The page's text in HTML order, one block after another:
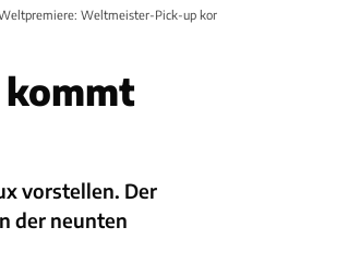
Weltmeister-Pick-up komm neu
vorstellen. Der
der neunten